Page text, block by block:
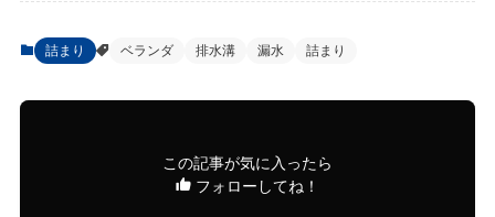
詰まり ベランダ 排水溝 漏水 詰まり
この記事が気に入ったら
フォローしてね！